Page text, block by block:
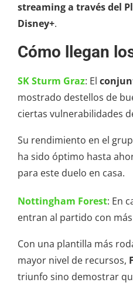
streaming a través del
Disney+.
Cómo llegan
SK Sturm Graz: El
mostrado destellos de
ciertas vulnerabilidades
Su rendimiento en el
ha sido óptimo hasta
para este duelo en casa.
Nottingham Forest: En
entran al partido con
Con una plantilla más
mayor nivel de recursos,
triunfo sino demostrar